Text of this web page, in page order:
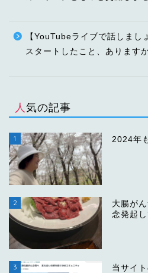
【YouTubeライブで話しまし
スタートしたこと、あります
人気の記事
1 2024年
2
大腸が
念発起し
3
当サイ